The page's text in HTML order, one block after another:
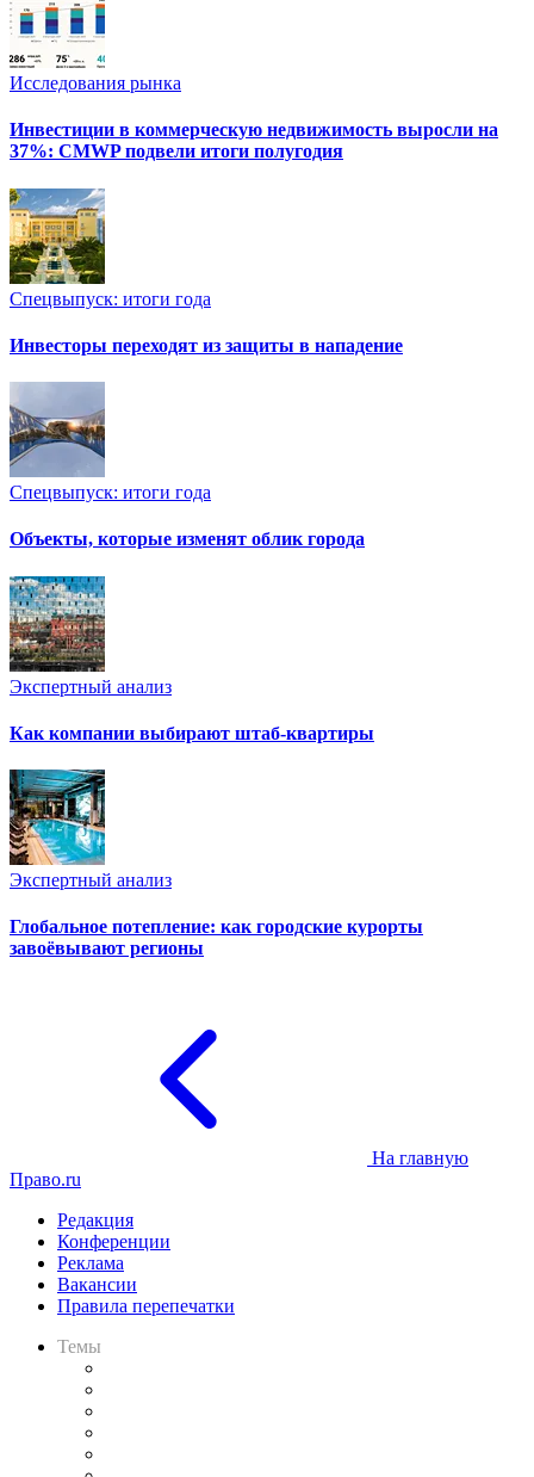
Исследования рынка
Инвестиции в коммерческую недвижимость выросли на
37%: CMWP подвели итоги полугодия
Спецвыпуск: итоги года
Инвесторы переходят из защиты в нападение
Спецвыпуск: итоги года
Объекты, которые изменят облик города
Экспертный анализ
Как компании выбирают штаб-квартиры
Экспертный анализ
Глобальное потепление: как городские курорты
завоёвывают регионы
На главную
Право.ru
Редакция
Конференции
Реклама
Вакансии
Правила перепечатки
Темы